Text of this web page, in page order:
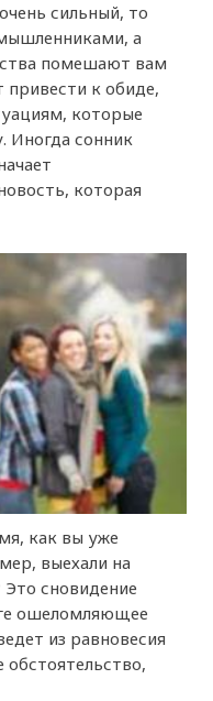
сильный, то
а
помешают вам
к обиде,
которые
Иногда сонник
которая
как вы уже
выехали на
сновидение
ошеломляющее
из равновесия